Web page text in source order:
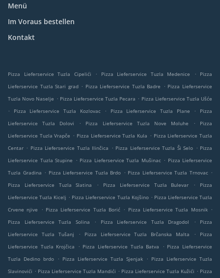
Menü
Im Voraus bestellen
Kontakt
Pizza Lieferservice Tuzla Cipelići . Pizza Lieferservice Tuzla Medenice .
Pizza
Lieferservice Tuzla Stari grad . Pizza Lieferservice Tuzla Badre . Pizza Lieferservice
Tuzla Novo Naselje . Pizza Lieferservice Tuzla Pecara . Pizza Lieferservice Tuzla Ušće
.
Pizza Lieferservice Tuzla Kozlovac . Pizza Lieferservice Tuzla Plane .
Pizza
Lieferservice Tuzla Dolovi
. Pizza Lieferservice Tuzla Nove Moluhe .
Pizza
Lieferservice Tuzla Vrapče . Pizza Lieferservice Tuzla Kula . Pizza Lieferservice Tuzla
Centar . Pizza Lieferservice Tuzla Ilinčica . Pizza Lieferservice Tuzla Ši Selo . Pizza
Lieferservice Tuzla Stupine
. Pizza Lieferservice Tuzla Mušinac . Pizza Lieferservice
Tuzla Gradina . Pizza Lieferservice Tuzla Brdo . Pizza Lieferservice Tuzla Trnovac .
Pizza Lieferservice Tuzla Slatina
. Pizza Lieferservice Tuzla Bulevar .
Pizza
Lieferservice Tuzla Kicelj . Pizza Lieferservice Tuzla Kojšino . Pizza Lieferservice Tuzla
Crvene njive
. Pizza Lieferservice Tuzla Borić . Pizza Lieferservice Tuzla Mosnik .
Pizza Lieferservice Tuzla Solina
. Pizza Lieferservice Tuzla Dragodol .
Pizza
Lieferservice Tuzla Tušanj
. Pizza Lieferservice Tuzla Brčanska Malta .
Pizza
Lieferservice Tuzla Krojčica
. Pizza Lieferservice Tuzla Batva . Pizza Lieferservice
Tuzla Dedino brdo
. Pizza Lieferservice Tuzla Sjenjak . Pizza Lieferservice Tuzla
Slavinovići . Pizza Lieferservice Tuzla Mandići . Pizza Lieferservice Tuzla Kužići . Pizza